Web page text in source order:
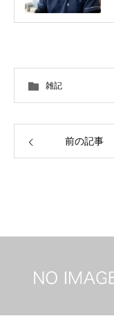
雑記
前の記事